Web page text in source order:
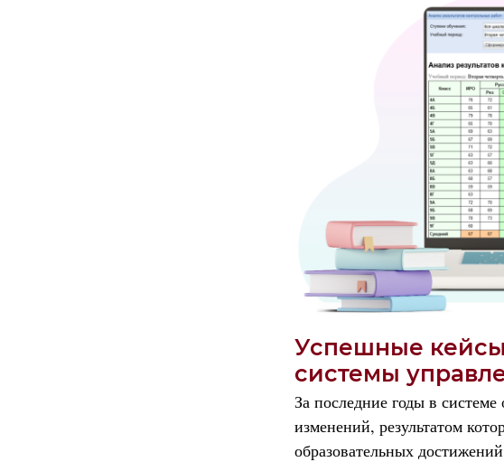
Успешные
системы
За последние годы в
изменений, результатом
образовательных